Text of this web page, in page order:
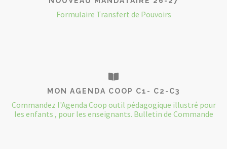
Formulaire Transfert de Pouvoirs
MON AGENDA COOP C1- C2-C3
Commandez l'Agenda Coop outil pédagogique illustré pour
les enfants , pour les enseignants. Bulletin de Commande